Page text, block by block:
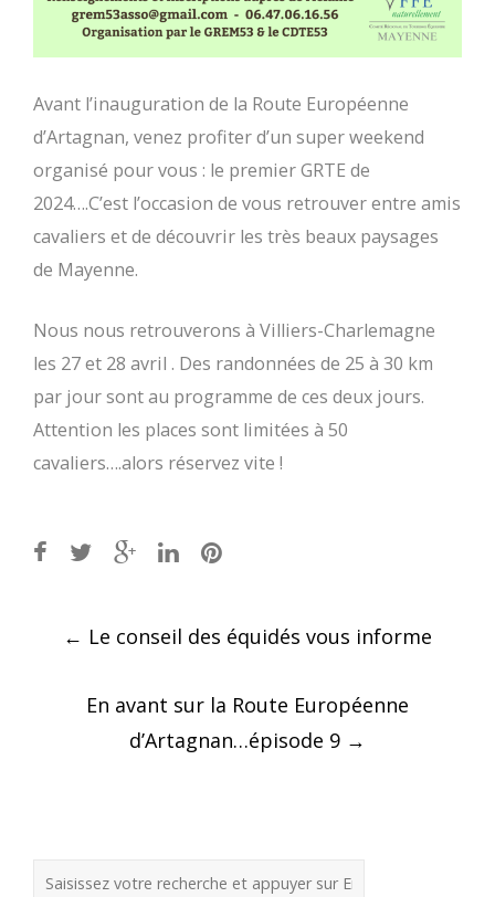
Avant l’inauguration de la Route Européenne
d’Artagnan, venez profiter d’un super weekend
organisé pour vous : le premier GRTE de
2024….C’est l’occasion de vous retrouver entre amis
cavaliers et de découvrir les très beaux paysages
de Mayenne.
Nous nous retrouverons à Villiers-Charlemagne
les 27 et 28 avril . Des randonnées de 25 à 30 km
par jour sont au programme de ces deux jours.
Attention les places sont limitées à 50
cavaliers….alors réservez vite !
Post
← Le conseil des équidés vous informe
En avant sur la Route Européenne
d’Artagnan…épisode 9 →